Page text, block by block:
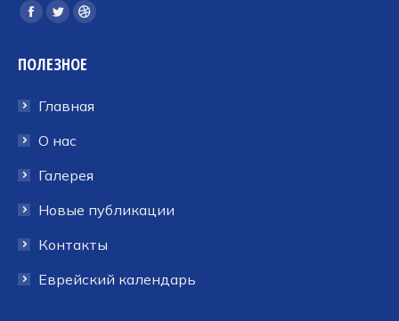
Ищите нас:
Страница
открывается
новом
окне
Страница
открывается
новом
окне
Страница
открывается
новом
ПОЛЕЗНОЕ
Главная
О нас
Галерея
Новые публикации
Контакты
Еврейский календарь